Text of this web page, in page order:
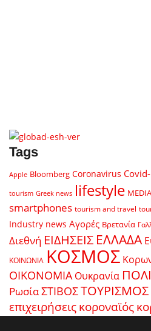
Tags
Apple Bloomberg Coronavirus
tourism Greek news lifestyle MEDIA
smartphones tourism and travel
Industry news Αγορές Βρετανία
Διεθνή ΕΙΔΗΣΕΙΣ ΕΛΛΑΔΑ
ΚΟΙΝΩΝΙΑ ΚΟΣΜΟΣ
ΟΙΚΟΝΟΜΙΑ Ουκρανία
ΡωσίαΣΤΙΒΟΣΤΟΥΡΙΣΜΟΣ
επιχειρήσειςκοροναϊός